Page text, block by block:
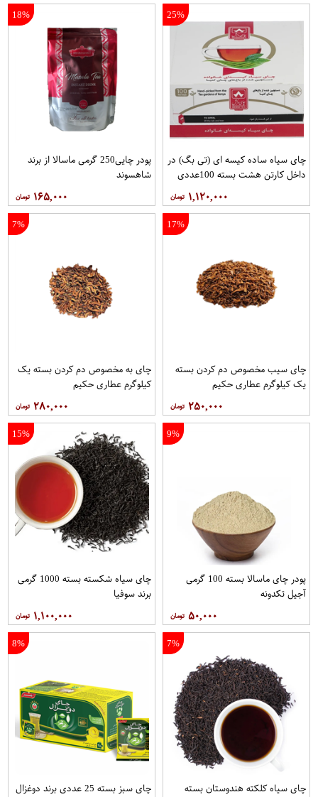
25%
چای سیاه ساده کیسه ای (تی بگ) در
داخل کارتن هشت بسته 100عددی
۱,۱۲۰,۰۰۰
18%
پودر چایی250 گرمی ماسالا از برند
شاهسوند
۱۶۵,۰۰۰
17%
چای سیب مخصوص دم کردن بسته
یک کیلوگرم عطاری حکیم
۲۵۰,۰۰۰
7%
چای به مخصوص دم کردن بسته یک
کیلوگرم عطاری حکیم
۲۸۰,۰۰۰
9%
پودر چای ماسالا بسته 100 گرمی
آجیل تکدونه
۵۰,۰۰۰
15%
چای سیاه شکسته بسته 1000 گرمی
برند سوفیا
۱,۱۰۰,۰۰۰
7%
چای سیاه کلکته هندوستان بسته
8%
چای سبز بسته 25 عددی برند دوغزال